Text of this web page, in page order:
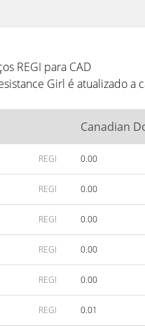
REGI para CAD
Girl é atualizado
Canadian
REGI 0.00
REGI 0.00
REGI 0.00
REGI 0.00
REGI 0.00
REGI 0.01